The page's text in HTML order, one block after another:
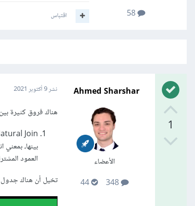
اقتباس
1
Ahmed Sharshar
الأعضاء
348
44
نشر9 أكتوبر 2021
هناك فروق كثيرة
بينها،
العمود
تخيل أن هناك جدول